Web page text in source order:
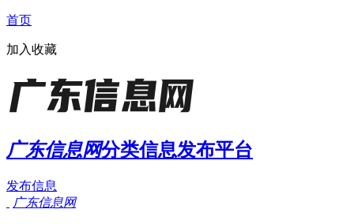
首页
加入收藏
广东信息网分类信息发布平台
发布信息
广东信息网